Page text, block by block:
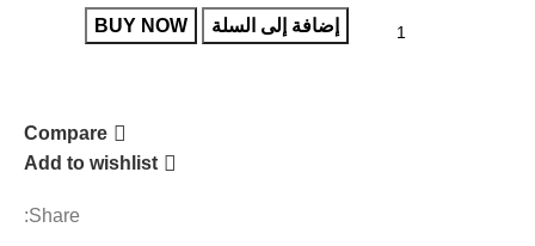
إضافة إلى السلة BUY NOW
Compare
Add to wishlist
Share: